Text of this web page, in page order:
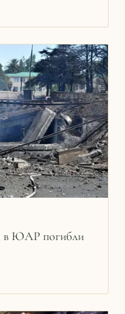
в ЮАР погибли